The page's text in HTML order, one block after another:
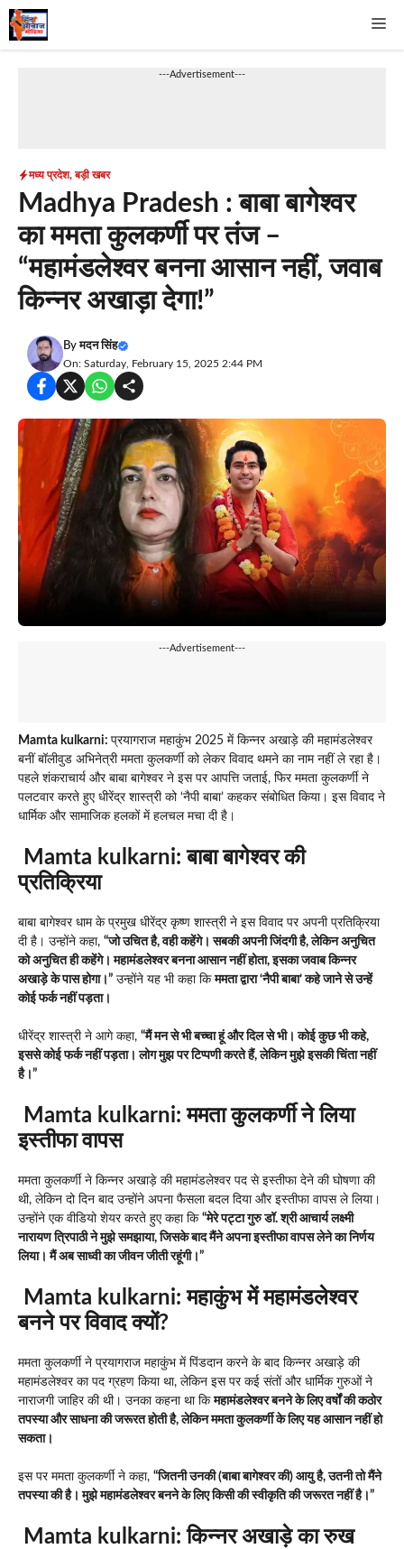
Skip
to
---Advertisement---
मध्य प्रदेश,बड़ी खबर
Madhya Pradesh : बाबा बागेश्वर
का ममता कुलकर्णी पर तंज –
“महामंडलेश्वर बनना आसान नहीं, जवाब
किन्नर अखाड़ा देगा!”
Byमदन सिंह
On: Saturday, February 15, 2025 2:44 PM
---Advertisement---
Mamta kulkarni: प्रयागराज महाकुंभ 2025 में किन्नर अखाड़े की महामंडलेश्वर
बनीं बॉलीवुड अभिनेत्री ममता कुलकर्णी को लेकर विवाद थमने का नाम नहीं ले रहा है।
पहले शंकराचार्य और बाबा बागेश्वर ने इस पर आपत्ति जताई, फिर ममता कुलकर्णी ने
पलटवार करते हुए धीरेंद्र शास्त्री को ‘नैपी बाबा’ कहकर संबोधित किया। इस विवाद ने
धार्मिक और सामाजिक हलकों में हलचल मचा दी है।
Mamta kulkarni:बाबा बागेश्वर की
प्रतिक्रिया
बाबा बागेश्वर धाम के प्रमुख धीरेंद्र कृष्ण शास्त्री ने इस विवाद पर अपनी प्रतिक्रिया
दी है। उन्होंने कहा, “जो उचित है, वही कहेंगे। सबकी अपनी जिंदगी है, लेकिन अनुचित
को अनुचित ही कहेंगे। महामंडलेश्वर बनना आसान नहीं होता, इसका जवाब किन्नर
अखाड़े के पास होगा।” उन्होंने यह भी कहा किममता द्वारा ‘नैपी बाबा’ कहे जाने से उन्हें
कोई फर्क नहीं पड़ता।
धीरेंद्र शास्त्री ने आगे कहा, “मैं मन से भी बच्चा हूं और दिल से भी। कोई कुछ भी कहे,
इससे कोई फर्क नहीं पड़ता। लोग मुझ पर टिप्पणी करते हैं, लेकिन मुझे इसकी चिंता नहीं
है।”
Mamta kulkarni:ममता कुलकर्णी ने लिया
इस्तीफा वापस
ममता कुलकर्णी ने किन्नर अखाड़े की महामंडलेश्वर पद से इस्तीफा देने की घोषणा की
थी, लेकिन दो दिन बाद उन्होंने अपना फैसला बदल दिया और इस्तीफा वापस ले लिया।
उन्होंने एक वीडियो शेयर करते हुए कहा कि “मेरे पट्टा गुरु डॉ. श्री आचार्य लक्ष्मी
नारायण त्रिपाठी ने मुझे समझाया, जिसके बाद मैंने अपना इस्तीफा वापस लेने का निर्णय
लिया। मैं अब साध्वी का जीवन जीती रहूंगी।”
Mamta kulkarni:महाकुंभ में महामंडलेश्वर
बनने पर विवाद क्यों?
ममता कुलकर्णी ने प्रयागराज महाकुंभ में पिंडदान करने के बाद किन्नर अखाड़े की
महामंडलेश्वर का पद ग्रहण किया था, लेकिन इस पर कई संतों और धार्मिक गुरुओं ने
नाराजगी जाहिर की थी। उनका कहना था किमहामंडलेश्वर बनने के लिए वर्षों की कठोर
तपस्या और साधना की जरूरत होती है, लेकिन ममता कुलकर्णी के लिए यह आसान नहीं हो
सकता।
इस पर ममता कुलकर्णी ने कहा, “जितनी उनकी (बाबा बागेश्वर की) आयु है, उतनी तो मैंने
तपस्या की है। मुझे महामंडलेश्वर बनने के लिए किसी की स्वीकृति की जरूरत नहीं है।”
Mamta kulkarni:किन्नर अखाड़े का रुख